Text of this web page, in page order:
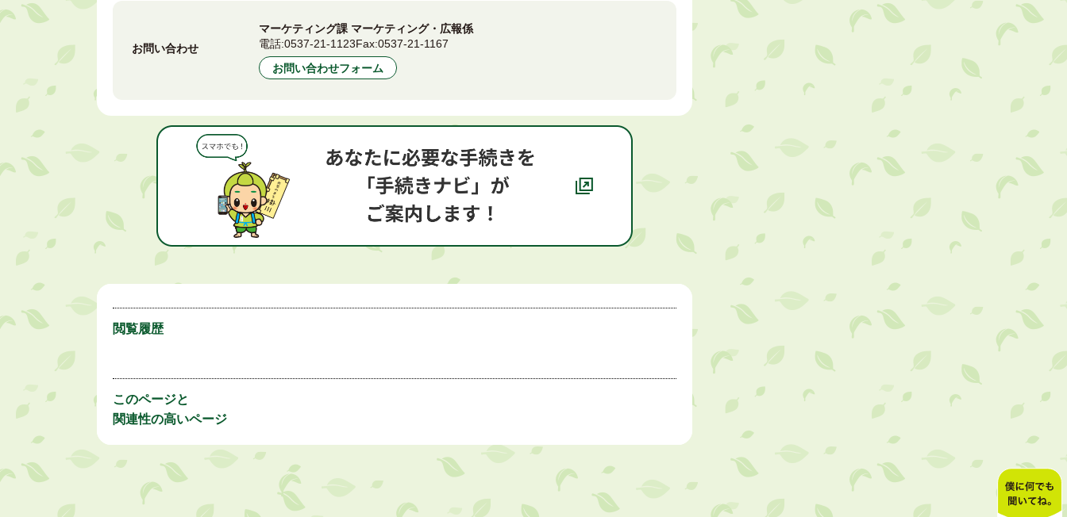
お問い合わせ
マーケティング課 マーケティング・広報係
電話:0537-21-1123Fax:0537-21-1167
お問い合わせフォーム
閲覧履歴
このページと
関連性の高いページ
市議会だより 第100号 (令和8年8月
1日発行)を掲載しました